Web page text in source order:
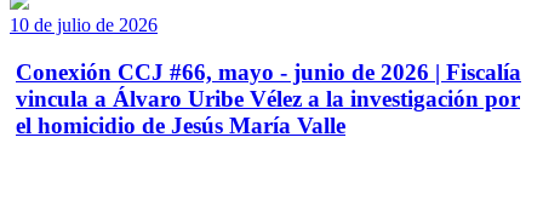
10 de julio de 2026
Conexión CCJ #66, mayo - junio de 2026 | Fiscalía
vincula a Álvaro Uribe Vélez a la investigación por
el homicidio de Jesús María Valle